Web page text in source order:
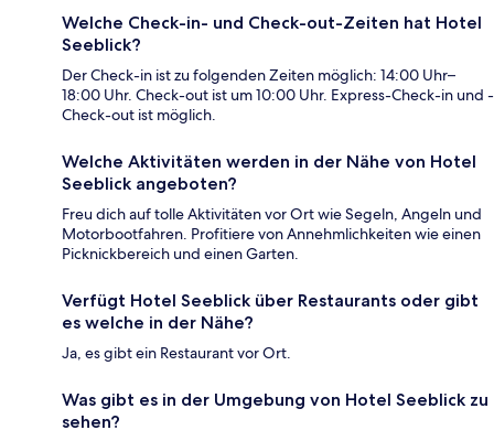
Welche Check-in- und Check-out-Zeiten hat Hotel
Seeblick?
Der Check-in ist zu folgenden Zeiten möglich: 14:00 Uhr–
18:00 Uhr. Check-out ist um 10:00 Uhr. Express-Check-in und -
Check-out ist möglich.
Welche Aktivitäten werden in der Nähe von Hotel
Seeblick angeboten?
Freu dich auf tolle Aktivitäten vor Ort wie Segeln, Angeln und
Motorbootfahren. Profitiere von Annehmlichkeiten wie einen
Picknickbereich und einen Garten.
Verfügt Hotel Seeblick über Restaurants oder gibt
es welche in der Nähe?
Ja, es gibt ein Restaurant vor Ort.
Was gibt es in der Umgebung von Hotel Seeblick zu
sehen?